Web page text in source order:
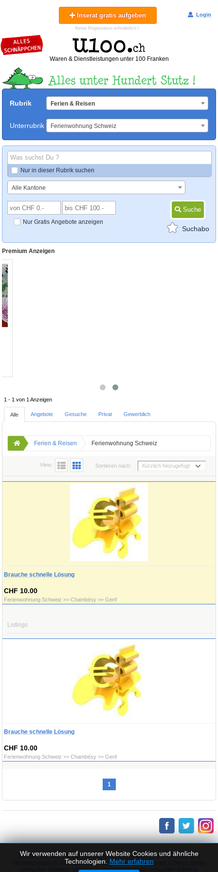
Login
Inserat gratis aufgeben
Keine Registration erforderlich !
Waren & Dienstleistungen unter 100 Franken
Rubrik Ferien & Reisen
Unterrubrik Ferienwohnung Schweiz
Nur in dieser Rubrik suchen
Alle Kantone
Nur Gratis Angebote anzeigen
Suche
Suchabo
Premium Anzeigen
1 - 1 von 1 Anzeigen
Alle Angebote Gesuche Privat Gewerblich
Ferien & Reisen Ferienwohnung Schweiz
Sortieren nach: Kürzlich hinzugefügt
View:
Brauche schnelle Lösung
CHF 10.00
Ferienwohnung Schweiz >> Chambésy >> Genf
Listings
Brauche schnelle Lösung
CHF 10.00
Ferienwohnung Schweiz >> Chambésy >> Genf
1
Kontakt WerbungAGBs Impressum Datenschutzerklarung kostenlose
inserate kostenlos schweiz kleininserate schweiz
schweiz gratis inserate gratis verkaufen
Wir verwenden auf unserer Website Cookies und ähnliche
Technologien. Mehr erfahren